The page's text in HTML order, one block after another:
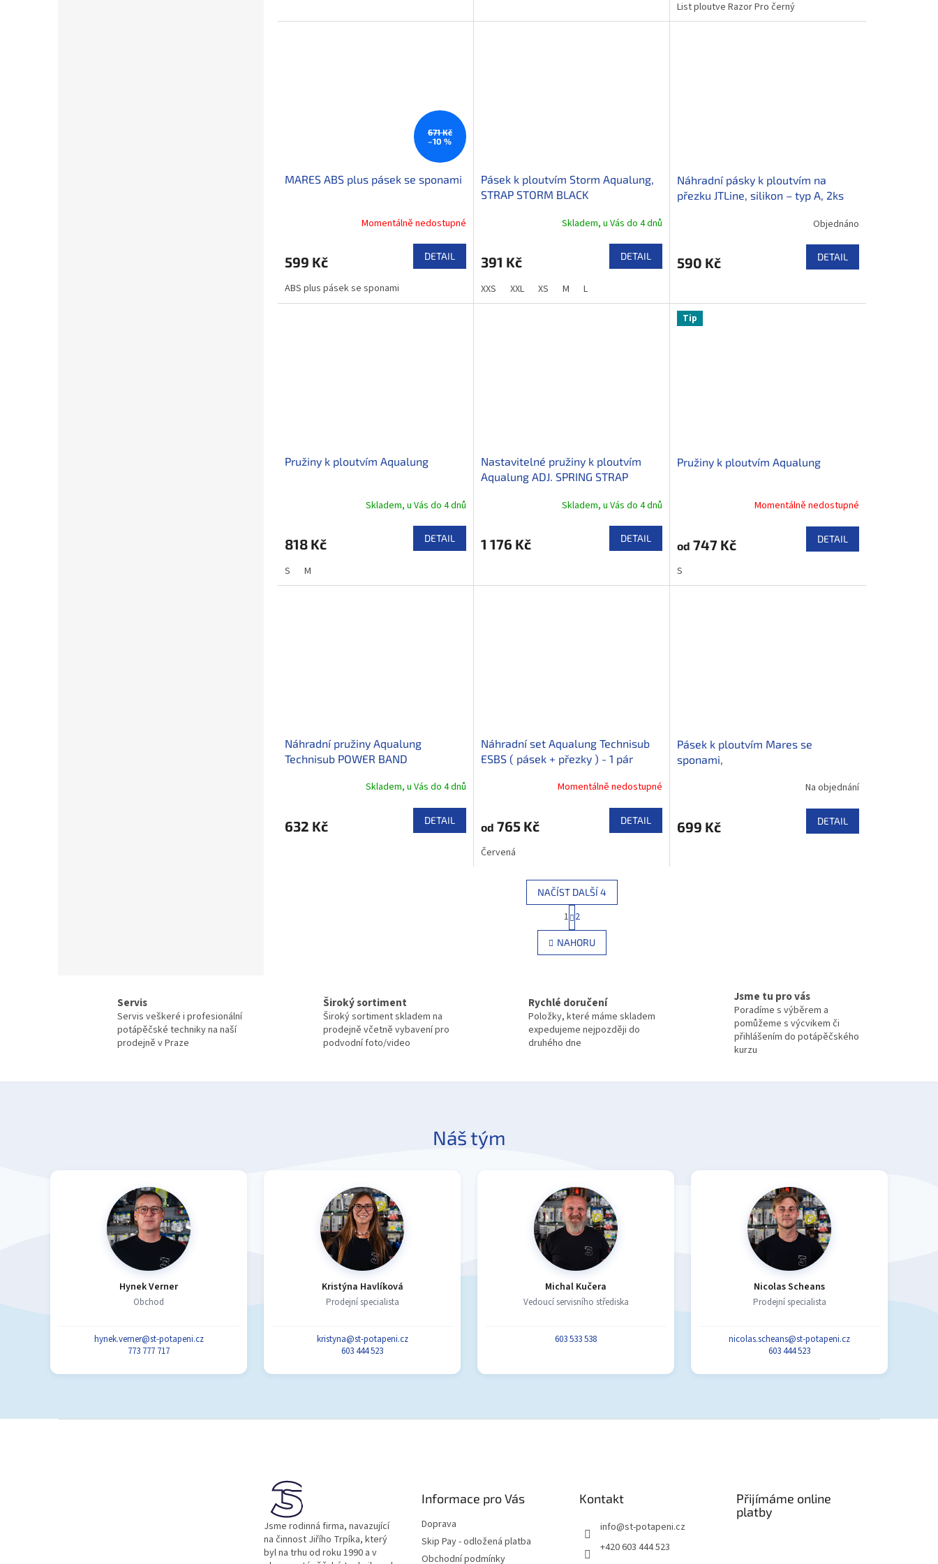
List ploutve Razor Pro černý
671 Kč
–10 %
MARES ABS plus pásek se sponami
Momentálně nedostupné
599 Kč DETAIL
ABS plus pásek se sponami
Pásek k ploutvím Storm Aqualung,
STRAP STORM BLACK
Skladem, u Vás do 4 dnů
391 Kč DETAIL
XXS XXL XS M L
Náhradní pásky k ploutvím na
přezku JTLine, silikon – typ A, 2ks
Objednáno
590 Kč DETAIL
Pružiny k ploutvím Aqualung
Skladem, u Vás do 4 dnů
818 Kč DETAIL
S M
Nastavitelné pružiny k ploutvím
Aqualung ADJ. SPRING STRAP
Skladem, u Vás do 4 dnů
1 176 Kč DETAIL
Tip
Pružiny k ploutvím Aqualung
Momentálně nedostupné
od 747 Kč DETAIL
S
Náhradní pružiny Aqualung
Technisub POWER BAND
Skladem, u Vás do 4 dnů
632 Kč DETAIL
Náhradní set Aqualung Technisub
ESBS ( pásek + přezky ) - 1 pár
Momentálně nedostupné
od 765 Kč DETAIL
Červená
Pásek k ploutvím Mares se
sponami,
Na objednání
699 Kč DETAIL
O
v
l
c
í
p
r
y
NAČÍST DALŠÍ 4
S
t
r
á
n
á
n
í
1 2
NAHORU
Servis
Servis veškeré i profesionální
potápěčské techniky na naší
prodejně v Praze
Široký sortiment
Široký sortiment skladem na
prodejně včetně vybavení pro
podvodní foto/video
Rychlé doručení
Položky, které máme skladem
expedujeme nejpozději do
druhého dne
Jsme tu pro vás
Poradíme s výběrem a
pomůžeme s výcvikem či
přihlášením do potápěčského
kurzu
Náš tým
Hynek Verner
Obchod
hynek.verner@st-potapeni.cz
773 777 717
Kristýna Havlíková
Prodejní specialista
kristyna@st-potapeni.cz
603 444 523
Michal Kučera
Vedoucí servisního střediska
603 533 538
Nicolas Scheans
Prodejní specialista
nicolas.scheans@st-potapeni.cz
603 444 523
Jsme rodinná firma, navazující
na činnost Jiřího Trpíka, který
byl na trhu od roku 1990 a v
Informace pro Vás
Doprava
Skip Pay - odložená platba
Obchodní podmínky
Kontakt
info@st-potapeni.cz
+420 603 444 523
Přijímáme online
platby